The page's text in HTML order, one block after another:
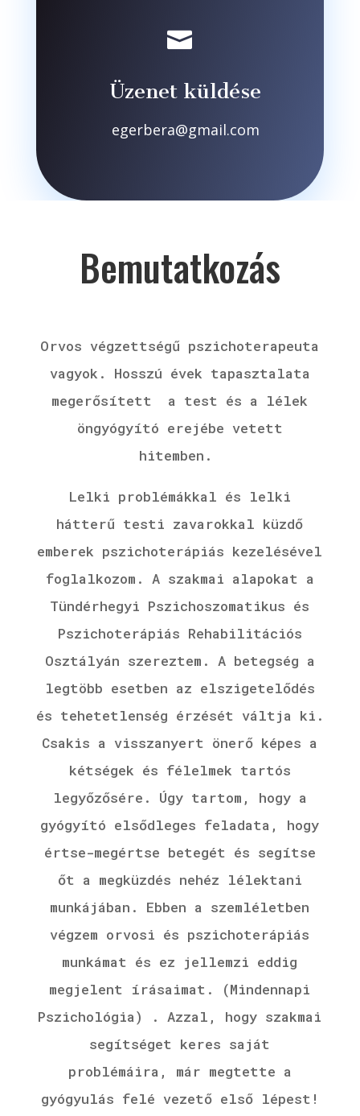

Üzenet küldése
egerbera@gmail.com
Bemutatkozás
Orvos végzettségű pszichoterapeuta
vagyok. Hosszú évek tapasztalata
megerősített a test és a lélek
öngyógyító erejébe vetett
hitemben.
Lelki problémákkal és lelki
hátterű testi zavarokkal küzdő
emberek pszichoterápiás kezelésével
foglalkozom. A szakmai alapokat a
Tündérhegyi Pszichoszomatikus és
Pszichoterápiás Rehabilitációs
Osztályán szereztem. A betegség a
legtöbb esetben az elszigetelődés
és tehetetlenség érzését váltja ki.
Csakis a visszanyert önerő képes a
kétségek és félelmek tartós
legyőzősére. Úgy tartom, hogy a
gyógyító elsődleges feladata, hogy
értse-megértse betegét és segítse
őt a megküzdés nehéz lélektani
munkájában. Ebben a szemléletben
végzem orvosi és pszichoterápiás
munkámat és ez jellemzi eddig
megjelent írásaimat. (Mindennapi
Pszichológia) . Azzal, hogy szakmai
segítséget keres saját
problémáira, már megtette a
gyógyulás felé vezető első lépest!